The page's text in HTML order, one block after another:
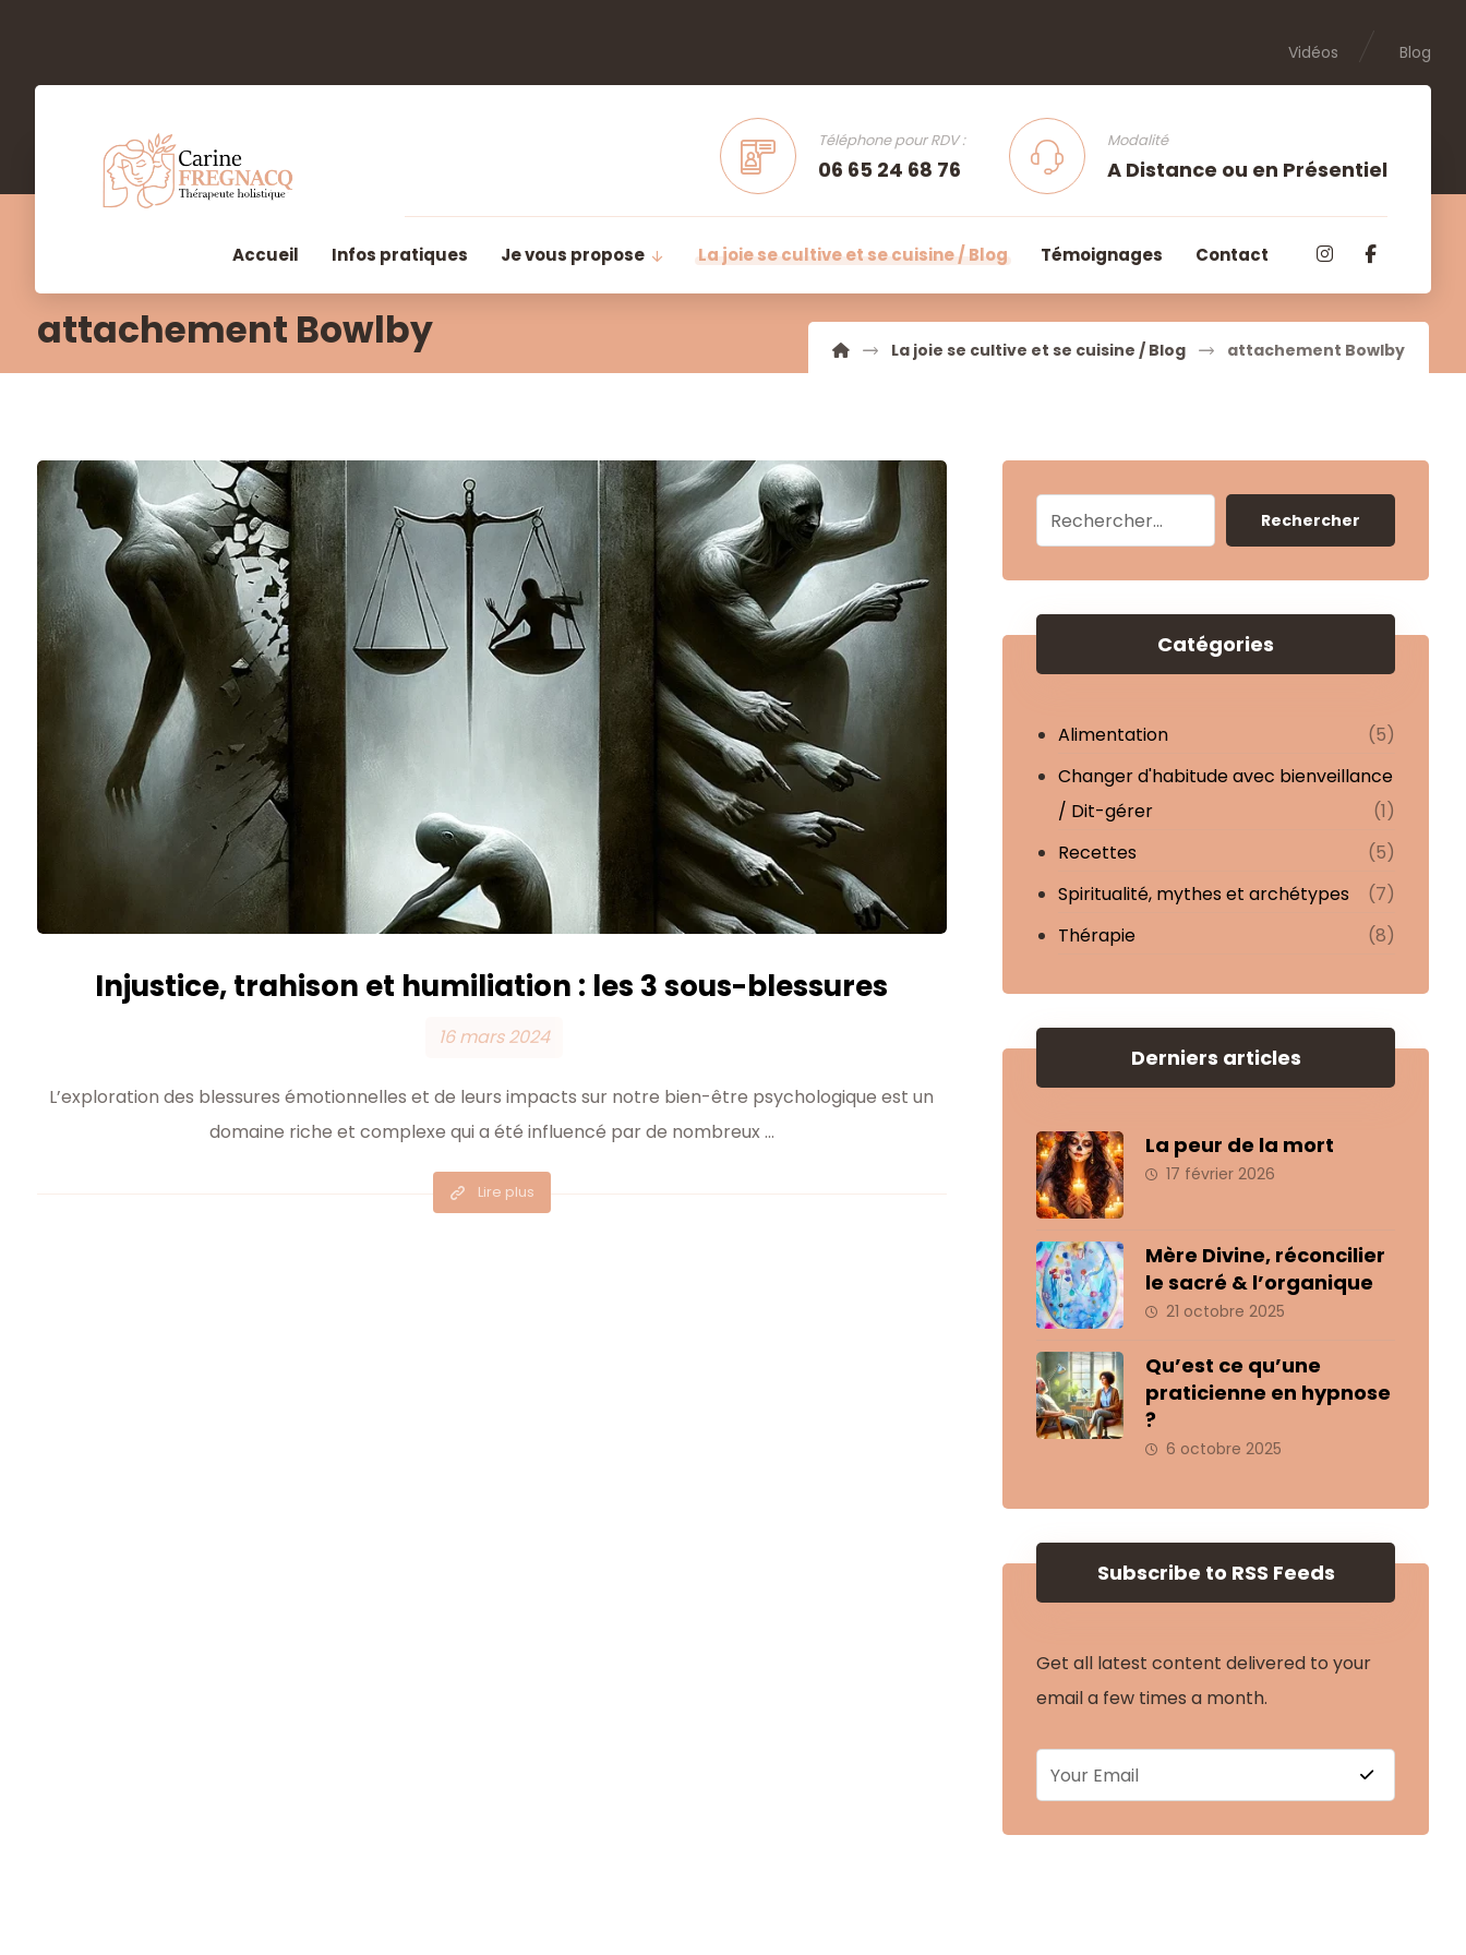
Blog
Vidéos
Modalité
A Distance ou en Présentiel
Téléphone pour RDV :
06 65 24 68 76
Accueil Infos pratiques Je vous propose La joie se cultive et se cuisine / Blog Témoignages Contact
attachement Bowlby La joie se cultive et se cuisine / Blog attachement Bowlby
Injustice, trahison et humiliation : les 3 sous-blessures
16 mars 2024
L’exploration des blessures émotionnelles et de leurs impacts sur notre bien-être psychologique est un
domaine riche et complexe qui a été influencé par de nombreux ...
Lire plus
Rechercher
Catégories
Alimentation
(5)
Changer d'habitude avec bienveillance
/ Dit-gérer
(1)
Recettes
(5)
Spiritualité, mythes et archétypes
(7)
Thérapie
(8)
Derniers articles
La peur de la mort
17 février 2026
Mère Divine, réconcilier
le sacré & l’organique
21 octobre 2025
Qu’est ce qu’une
praticienne en hypnose
?
6 octobre 2025
Subscribe to RSS Feeds
Get all latest content delivered to your
email a few times a month.